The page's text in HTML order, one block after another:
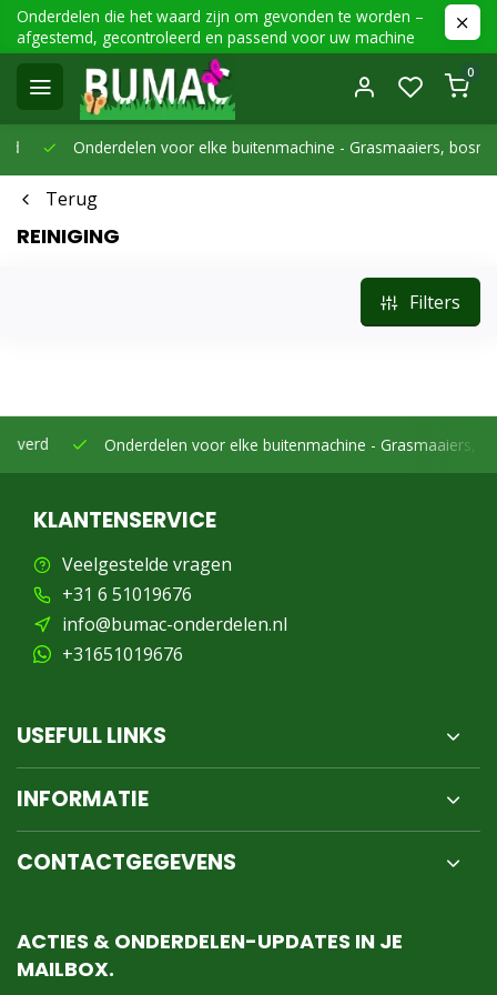
Onderdelen die het waard zijn om gevonden te worden –
afgestemd, gecontroleerd en passend voor uw machine
0
Onderdelen voor elke buitenmachine -Grasmaaiers,
Terug
REINIGING
Filters
Onderdelen voor elke buitenmachine -Grasmaaiers,
KLANTENSERVICE
Veelgestelde vragen
+31 6 51019676
info@bumac-onderdelen.nl
+31651019676
USEFULL LINKS
INFORMATIE
CONTACTGEGEVENS
ACTIES & ONDERDELEN-UPDATES IN JE
MAILBOX.